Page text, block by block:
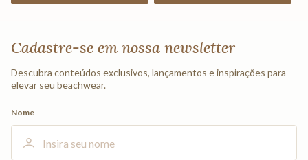
Cadastre-se em nossa newsletter
Descubra conteúdos exclusivos, lançamentos e inspirações para
elevar seu beachwear.
Nome